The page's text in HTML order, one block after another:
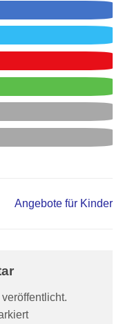
Angebote für Kinder